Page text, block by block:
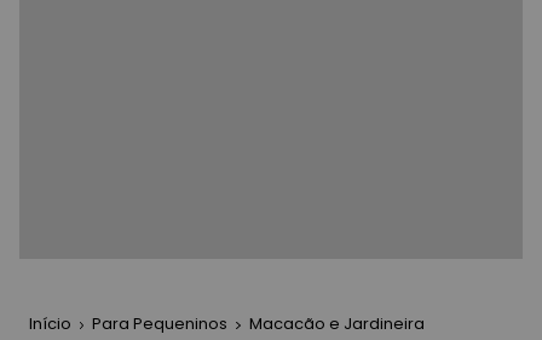
Início Para Pequeninos Macacão e Jardineira